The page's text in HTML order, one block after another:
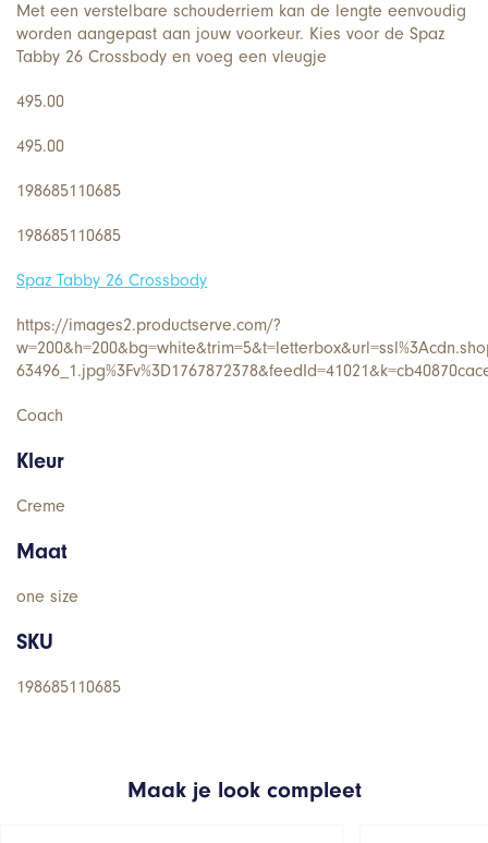
Met een verstelbare schouderriem kan de lengte eenvoudig
worden aangepast aan jouw voorkeur. Kies voor de Spaz
Tabby 26 Crossbody en voeg een vleugje
495.00
495.00
198685110685
198685110685
Spaz Tabby 26 Crossbody
https://images2.productserve.com/?
Coach
Kleur
Creme
Maat
one size
SKU
198685110685
Maak je look compleet